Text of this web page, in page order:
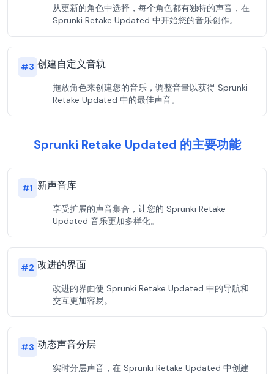
从更新的角色中选择，每个角色都有独特的声音，在
Sprunki Retake Updated 中开始您的音乐创作。
#3 创建自定义音轨
拖放角色来创建您的音乐，调整音量以获得 Sprunki
Retake Updated 中的最佳声音。
Sprunki Retake Updated 的主要功能
#1 新声音库
享受扩展的声音集合，让您的 Sprunki Retake
Updated 音乐更加多样化。
#2 改进的界面
改进的界面使 Sprunki Retake Updated 中的导航和
交互更加容易。
#3 动态声音分层
实时分层声音，在 Sprunki Retake Updated 中创建